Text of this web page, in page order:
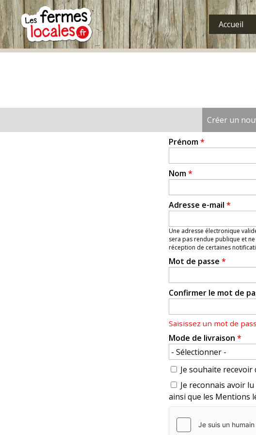
Fermes
locales
Accueil
principaux
Créer un
Prénom*
Nom*
Adresse e-mail *
Une adresse électronique
sera pas rendue publique et
réception de certaines
Mot de passe *
Confirmer le mot de
Saisissez un mot de
Mode de livraison *
Je souhaite recevoir
Je reconnais avoir
ainsi que les Mentions